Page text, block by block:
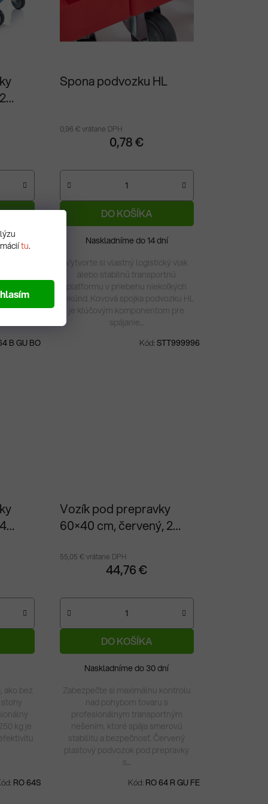
tu.
vysoko
B GU BO
Spona podvozku HL
0,96 € vrátane DPH
0,78 €
DO KOŠÍKA
Naskladníme do 14 dní
Vytvorte si vlastný logistický vlak
alebo stabilnú transportnú
platformu v priebehu niekoľkých
sekúnd. Kovová spojka podvozku HL
je kľúčovým komponentom pre
spájanie...
Kód:STT999996
ako bez
kg je
RO 64S
Vozík pod prepravky
60×40 cm, červený, 2
pevné kolieska
55,05 € vrátane DPH
44,76 €
DO KOŠÍKA
Naskladníme do 30 dní
Zabezpečte si maximálnu kontrolu
nad pohybom tovaru s
profesionálnym transportným
riešením, ktoré spája smerovú
stabilitu a bezpečnosť. Červený
plastový podvozok pod prepravky
s...
Kód: RO 64 R GU FE